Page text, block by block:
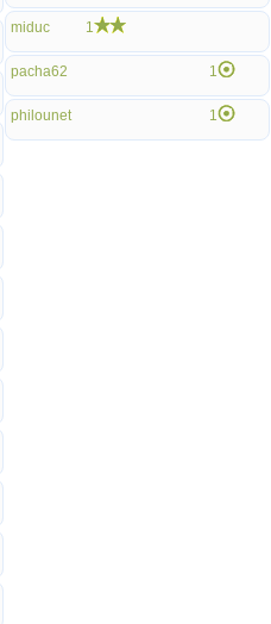
miduc 1
pacha62 1
philounet 1